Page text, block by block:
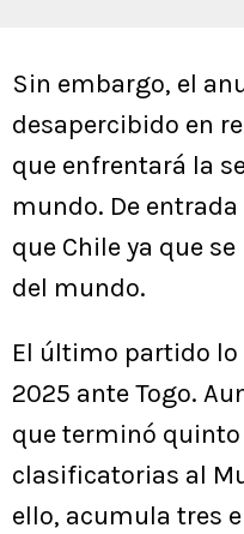
Sin embargo, el
desapercibido en
que enfrentará la
mundo. De
que Chile ya que se
del mundo.
El último partido lo
2025 ante Togo.
que terminó quinto
clasificatorias al
ello, acumula tres